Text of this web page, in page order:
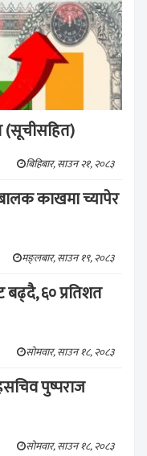
(सूचीसहित)
बिहिबार, साउन २१, २०८३
काखमा च्यापेर
मङ्लबार, साउन १९, २०८३
६० प्रतिशत
सोमवार, साउन १८, २०८३
पुष्पराज
सोमवार, साउन १८, २०८३